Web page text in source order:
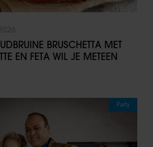
BRUSCHETTA MET
EN FETA WIL JE METEEN
Party